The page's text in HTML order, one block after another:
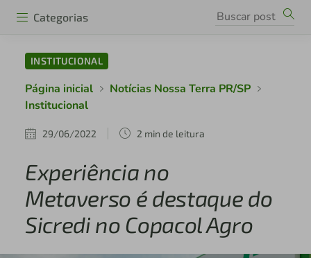
Categorias
INSTITUCIONAL
Página inicial
Notícias Nossa Terra PR/SP
Institucional
29/06/2022 2 min de leitura
Experiência no
Metaverso é destaque do
Sicredi no Copacol Agro